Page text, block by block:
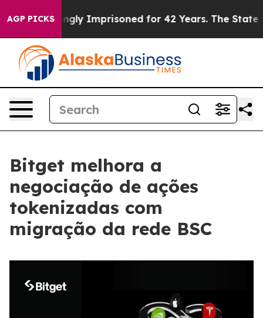
AGP PICKS
Wrongly Imprisoned for 42 Years. The State Says
Bitget melhora a
negociação de ações
tokenizadas com
migração da rede BSC